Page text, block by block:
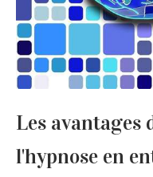
Les avantages
l'hypnose en